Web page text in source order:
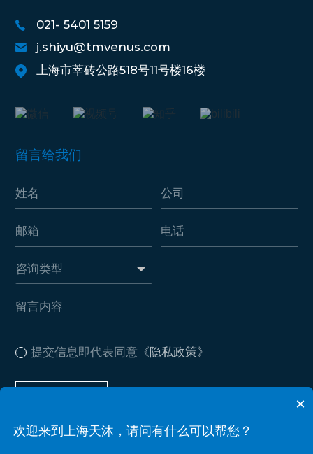
021- 5401 5159
j.shiyu@tmvenus.com
上海市莘砖公路518号11号楼16楼
留言给我们
提交信息即代表同意 《隐私政策》
×
欢迎来到上海天沐，请问有什么可以帮您？